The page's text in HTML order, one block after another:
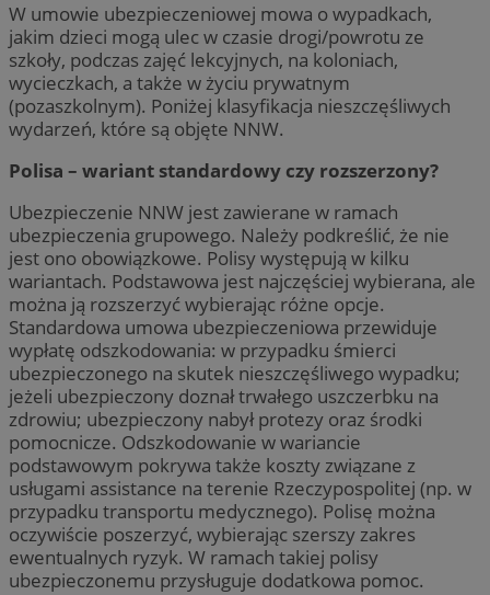
W umowie ubezpieczeniowej mowa o wypadkach,
jakim dzieci mogą ulec w czasie drogi/powrotu ze
szkoły, podczas zajęć lekcyjnych, na koloniach,
wycieczkach, a także w życiu prywatnym
(pozaszkolnym). Poniżej klasyfikacja nieszczęśliwych
wydarzeń, które są objęte NNW.
Polisa – wariant standardowy czy rozszerzony?
Ubezpieczenie NNW jest zawierane w ramach
ubezpieczenia grupowego. Należy podkreślić, że nie
jest ono obowiązkowe. Polisy występują w kilku
wariantach. Podstawowa jest najczęściej wybierana, ale
można ją rozszerzyć wybierając różne opcje.
Standardowa umowa ubezpieczeniowa przewiduje
wypłatę odszkodowania: w przypadku śmierci
ubezpieczonego na skutek nieszczęśliwego wypadku;
jeżeli ubezpieczony doznał trwałego uszczerbku na
zdrowiu; ubezpieczony nabył protezy oraz środki
pomocnicze. Odszkodowanie w wariancie
podstawowym pokrywa także koszty związane z
usługami assistance na terenie Rzeczypospolitej (np. w
przypadku transportu medycznego). Polisę można
oczywiście poszerzyć, wybierając szerszy zakres
ewentualnych ryzyk. W ramach takiej polisy
ubezpieczonemu przysługuje dodatkowa pomoc.